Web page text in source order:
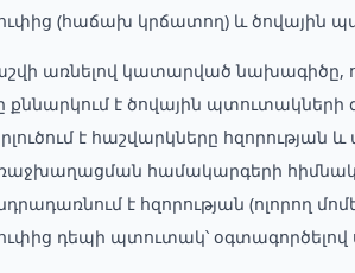
(հաճախ կրճատող) և ծովային
առնելով կատարված նախագիծը,
քննարկում է ծովային պտուտակների
է հաշվարկները
համակարգերի
է հզորության (ոլորող
դեպի պտուտակ՝ օգտագործելով